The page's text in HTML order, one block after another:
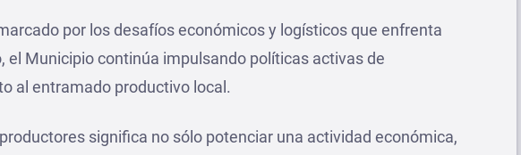
por los desafíos económicos y logísticos que enfrenta
el Municipio continúa impulsando políticas activas de
al entramado productivo local.
significa no sólo potenciar una actividad económica,